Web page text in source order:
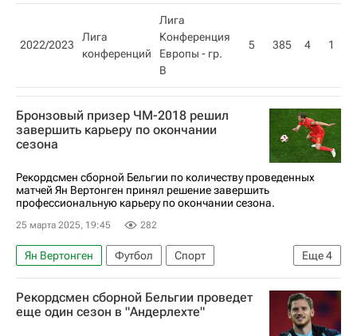
2022/2023
Лига
конференций
Лига
Конференция
Европы - гр.
B
5 385 4 1
Бронзовый призер ЧМ-2018 решил
завершить карьеру по окончании
сезона
Рекордсмен сборной Бельгии по количеству проведенных
матчей Ян Вертонген принял решение завершить
профессиональную карьеру по окончании сезона.
25 марта 2025, 19:45 282
Еще4
Ян Вертонген Футбол
Спорт
Андерлехт
Тоттенхэм Хотспур
Аякс
Бельгия
Рекордсмен сборной Бельгии проведет
еще один сезон в "Андерлехте"